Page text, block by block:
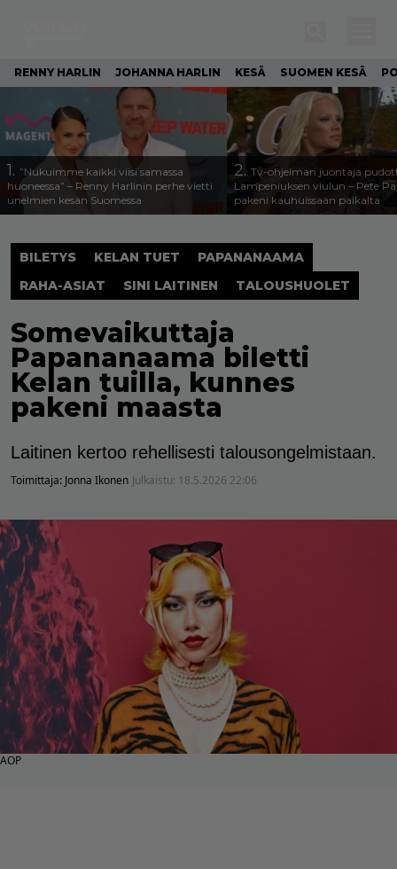
RENNY HARLIN JOHANNA HARLIN KESÄ SUOMEN KESÄ
1. ”Nukuimme kaikki viisi samassa
huoneessa” – Renny Harlinin perhe vietti
unelmien kesän Suomessa
2. Tv-ohjelman juontaja
Lampeniuksen viulun – Pete
pakeni kauhuissaan paikalta
BILETYS KELAN TUET
PAPANANAAMA
RAHA-ASIAT
SINI LAITINEN TALOUSHUOLET
Somevaikuttaja
Papananaama biletti
Kelan tuilla, kunnes
pakeni maasta
Laitinen kertoo rehellisesti talousongelmistaan.
Toimittaja: Jonna Ikonen Julkaistu: 18.5.2026 22:06
AOP